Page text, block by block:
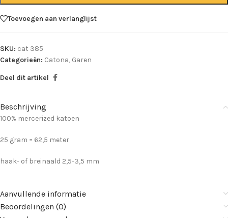
Toevoegen aan verlanglijst
SKU: cat 385
Categorieën: Catona, Garen
Deel dit artikel
Beschrijving
100% mercerized katoen
25 gram = 62,5 meter
haak- of breinaald 2,5-3,5 mm
Aanvullende informatie
Beoordelingen (0)